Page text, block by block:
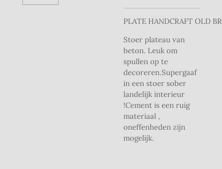
PLATE HANDCRAFT OLD
Stoer plateau van
beton. Leuk om
spullen op te
decoreren.Supergaaf
in een stoer sober
landelijk interieur
!Cement is een ruig
materiaal ,
oneffenheden zijn
mogelijk.